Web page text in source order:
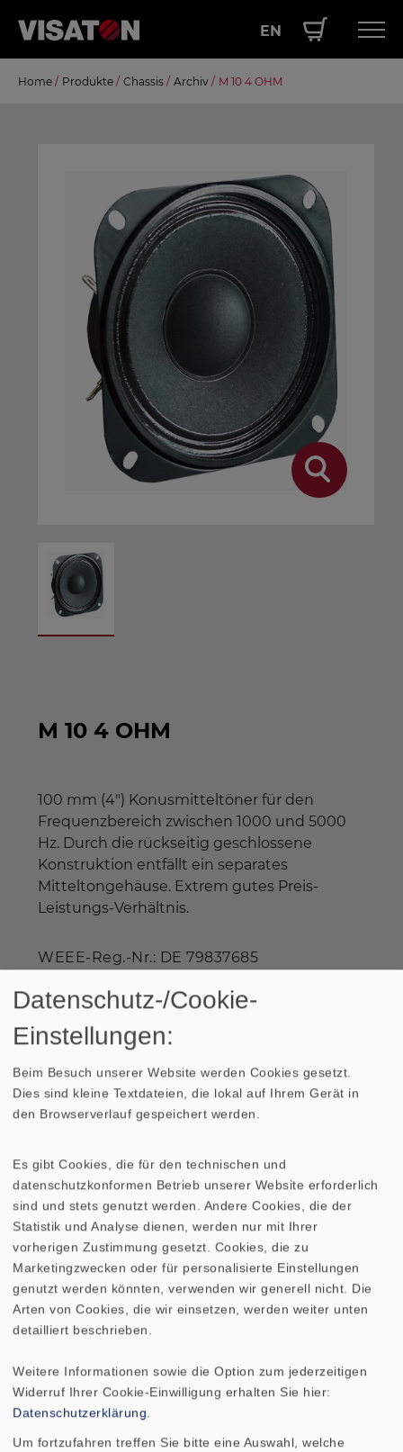
Hauptnavigation
PRODUKTE
EN
Home / Produkte / Chassis / Archiv / M 10 4 OHM
M 10 4 OHM
100 mm (4") Konusmitteltöner für den
Frequenzbereich zwischen 1000 und 5000
Hz. Durch die rückseitig geschlossene
Konstruktion entfällt ein separates
Mitteltongehäuse. Extrem gutes Preis-
Leistungs-Verhältnis.
WEEE-Reg.-Nr.: DE 79837685
TECHNISCHE DATEN ZEICHNUNG
AMPLITUDEN- UND
IMPEDANZFREQUENZGANG
Nennimpedanz Z 4 Ohm
Übertragungsbereich (-10
Mittlerer Schalldruckpegel 90 dB (1 W/1 m)
Resonanzfrequenz fs 700 Hz
Datenschutz-/Cookie-
Einstellungen:
Beim Besuch unserer Website werden Cookies gesetzt.
Dies sind kleine Textdateien, die lokal auf Ihrem Gerät in
den Browserverlauf gespeichert werden.
Es gibt Cookies, die für den technischen und
datenschutzkonformen Betrieb unserer Website erforderlich
sind und stets genutzt werden. Andere Cookies, die der
Statistik und Analyse dienen, werden nur mit Ihrer
vorherigen Zustimmung gesetzt. Cookies, die zu
Marketingzwecken oder für personalisierte Einstellungen
genutzt werden könnten, verwenden wir generell nicht. Die
Arten von Cookies, die wir einsetzen, werden weiter unten
detailliert beschrieben.
Weitere Informationen sowie die Option zum jederzeitigen
Widerruf Ihrer Cookie-Einwilligung erhalten Sie hier:
Datenschutzerklärung.
Um fortzufahren treffen Sie bitte eine Auswahl, welche